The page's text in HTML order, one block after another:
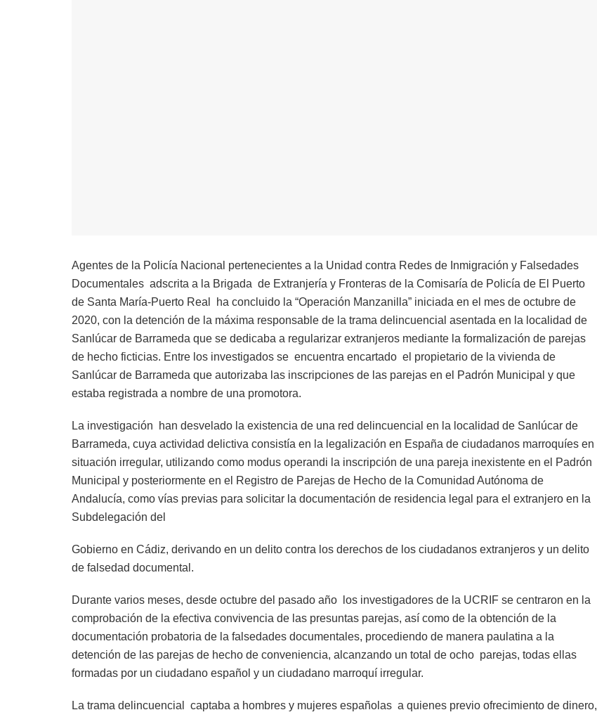
Agentes de la Policía Nacional pertenecientes a la Unidad contra Redes de Inmigración y Falsedades
Documentales adscrita a la Brigada de Extranjería y Fronteras de la Comisaría de Policía de El Puerto
de Santa María-Puerto Real ha concluido la “Operación Manzanilla” iniciada en el mes de octubre de
2020, con la detención de la máxima responsable de la trama delincuencial asentada en la localidad de
Sanlúcar de Barrameda que se dedicaba a regularizar extranjeros mediante la formalización de parejas
de hecho ficticias. Entre los investigados se encuentra encartado el propietario de la vivienda de
Sanlúcar de Barrameda que autorizaba las inscripciones de las parejas en el Padrón Municipal y que
estaba registrada a nombre de una promotora.
La investigación han desvelado la existencia de una red delincuencial en la localidad de Sanlúcar de
Barrameda, cuya actividad delictiva consistía en la legalización en España de ciudadanos marroquíes en
situación irregular, utilizando como modus operandi la inscripción de una pareja inexistente en el Padrón
Municipal y posteriormente en el Registro de Parejas de Hecho de la Comunidad Autónoma de
Andalucía, como vías previas para solicitar la documentación de residencia legal para el extranjero en la
Subdelegación del
Gobierno en Cádiz, derivando en un delito contra los derechos de los ciudadanos extranjeros y un delito
de falsedad documental.
Durante varios meses, desde octubre del pasado año los investigadores de la UCRIF se centraron en la
comprobación de la efectiva convivencia de las presuntas parejas, así como de la obtención de la
documentación probatoria de la falsedades documentales, procediendo de manera paulatina a la
detención de las parejas de hecho de conveniencia, alcanzando un total de ocho parejas, todas ellas
formadas por un ciudadano español y un ciudadano marroquí irregular.
La trama delincuencial captaba a hombres y mujeres españolas a quienes previo ofrecimiento de dinero,